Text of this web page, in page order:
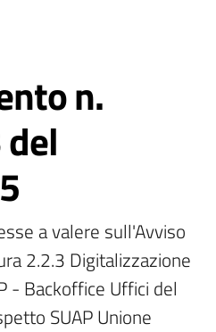
n.
a valere sull'Avviso
2.2.3 Digitalizzazione
- Backoffice Uffici del
SUAP Unione